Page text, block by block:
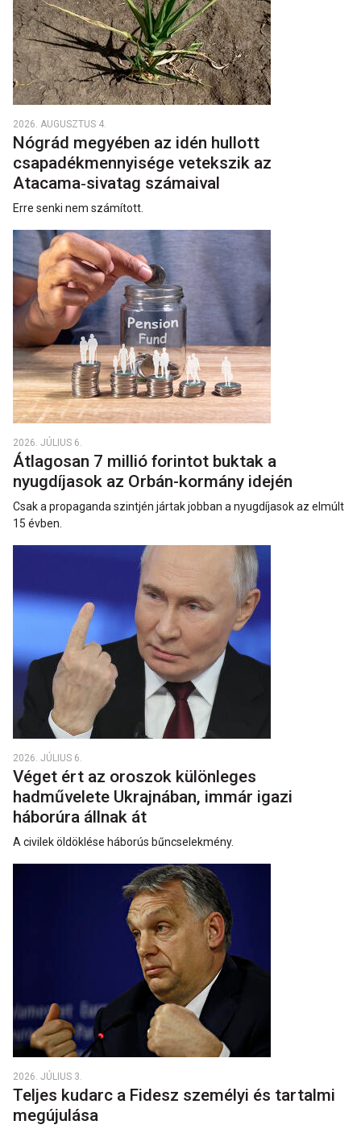
2026. AUGUSZTUS 4.
Nógrád megyében az idén hullott
csapadékmennyisége vetekszik az
Atacama‑sivatag számaival
Erre senki nem számított.
2026. JÚLIUS 6.
Átlagosan 7 millió forintot buktak a
nyugdíjasok az Orbán-kormány idején
Csak a propaganda szintjén jártak jobban a nyugdíjasok az elmúlt
15 évben.
2026. JÚLIUS 6.
Véget ért az oroszok különleges
hadművelete Ukrajnában, immár igazi
háborúra állnak át
A civilek öldöklése háborús bűncselekmény.
2026. JÚLIUS 3.
Teljes kudarc a Fidesz személyi és tartalmi
megújulása